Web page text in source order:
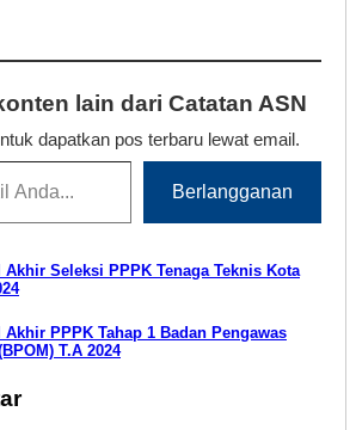
lain dari Catatan ASN
dapatkan pos terbaru lewat email.
Berlangganan
Seleksi PPPK Tenaga Teknis Kota
PPPK Tahap 1 Badan Pengawas
T.A 2024